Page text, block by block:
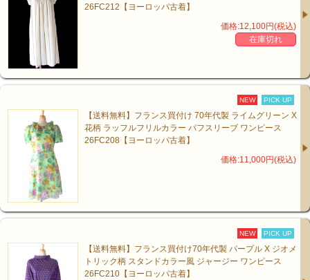
26FC212【ヨーロッパ古着】
価格:12,100円(税込)
在庫切れ
NEW PICK UP
【送料無料】フランス買付け 70年代製 ライムグリーン X
花柄 ラッフルフリルカラー パフスリーブ ワンピース
26FC208【ヨーロッパ古着】
価格:11,000円(税込)
NEW PICK UP
【送料無料】フランス買付け70年代製 パープル X ジオメ
トリック柄 スタンドカラー風 ジャージー ワンピース
26FC210【ヨーロッパ古着】